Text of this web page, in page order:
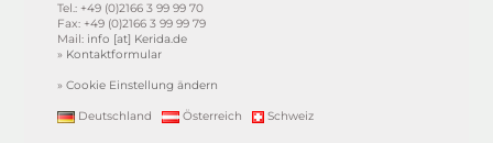
Tel.: +49 (0)2166 3 99 99 70
Fax: +49 (0)2166 3 99 99 79
Mail: info [at] Kerida.de
» Kontaktformular
»Cookie Einstellung ändern
Deutschland Österreich Schweiz